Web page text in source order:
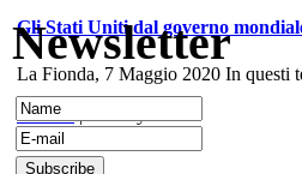
Gli Stati Uniti dal governo
La Fionda, 7 Maggio 2020 In questi
Articoli
Newsletter